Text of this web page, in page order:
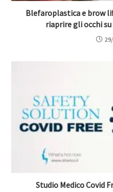
Blefaroplastica e brow
riaprire gli occhi
Studio Medico Covid